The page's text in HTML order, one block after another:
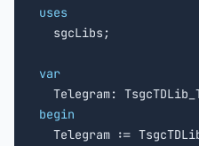
uses
sgcLibs;
var
begin
Telegram :=